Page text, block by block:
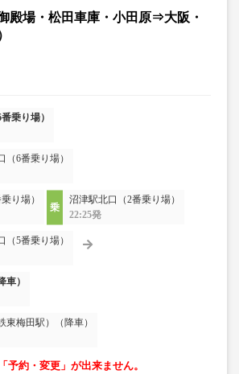
殿場・松田車庫・小田原⇒大阪・
乗り場）
（6番乗り場）
り場）
沼津駅北口（2番乗り場）
22:25発
（5番乗り場）
車）
東梅田駅）（降車）
予約・変更」が出来ません。